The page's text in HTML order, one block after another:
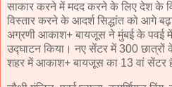
साकार करने में मदद करने के लिए देश के
विस्तार करने के आदर्श सिद्धांत को आगे
अग्रणी आकाश+ बायजूस ने मुंबई के पवई
उद्घाटन किया। नए सेंटर में 300 छात्रों
शहर में आकाश+ बायजूस का 13 वां सेंटर